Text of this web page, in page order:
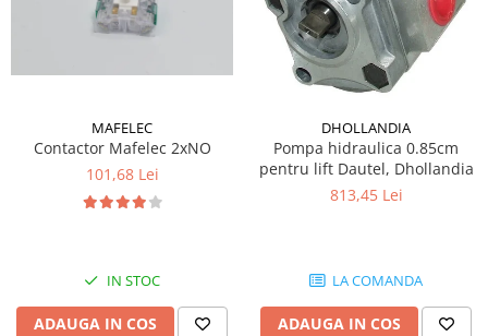
MAFELEC
Contactor Mafelec 2xNO
101,68 Lei
IN STOC
ADAUGA IN COS
DHOLLANDIA
Pompa hidraulica 0.85cm
pentru lift Dautel, Dhollandia
813,45 Lei
LA COMANDA
ADAUGA IN COS